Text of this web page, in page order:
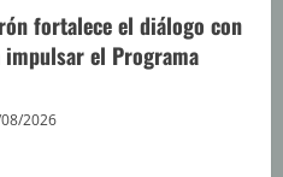
fortalece el diálogo con
el Programa
2026